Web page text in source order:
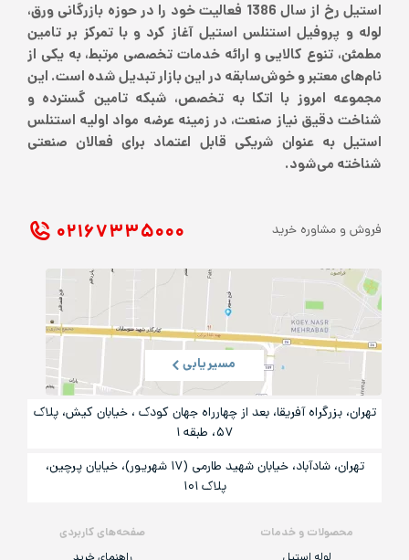
استیل رخ از سال 1386 فعالیت خود را در حوزه بازرگانی ورق،
لوله و پروفیل استنلس استیل آغاز کرد و با تمرکز بر تامین
مطمئن، تنوع کالایی و ارائه خدمات تخصصی مرتبط، به یکی از
نام‌های معتبر و خوش‌سابقه در این بازار تبدیل شده است. این
مجموعه امروز با اتکا به تخصص، شبکه تامین گسترده و
شناخت دقیق نیاز صنعت، در زمینه عرضه مواد اولیه استنلس
استیل به عنوان شریکی قابل اعتماد برای فعالان صنعتی
شناخته می‌شود.
محصولات و خدمات
صفحه‌های کاربردی
فروش و مشاوره خرید ۰۲۱ ۶۷۳۳۵۰۰۰
مسیریابی
تهران، بزرگراه آفریقا، بعد از چهارراه جهان کودک ، خیابان کیش، پلاک
۵۷، طبقه ۱
تهران، شادآباد، خیابان شهید طارمی (۱۷ شهریور)، خیایان پرچین،
پلاک ۱۰۱